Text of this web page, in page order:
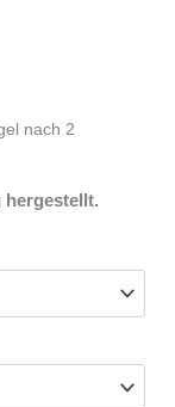
nach 2
hergestellt.